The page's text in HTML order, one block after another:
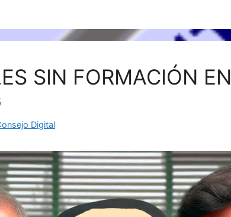
SIN FORMACIÓN EN
Digital